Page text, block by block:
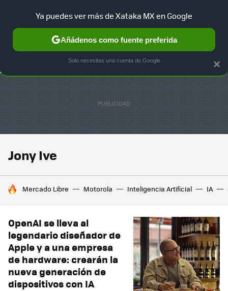
SELECCIÓN GAMING HOME AUTO TERRITORIO
Jony Ive
HOY SE HABLA DE
Mercado Libre Motorola Inteligencia Artificial IA
OpenAI se lleva al
legendario diseñador de
Apple y a una empresa
de hardware: crearán la
nueva generación de
dispositivos con IA
×
Ya puedes ver más de Xataka MX en Google
Añádenos como fuente preferida
Solo necesitas una cuenta de Google